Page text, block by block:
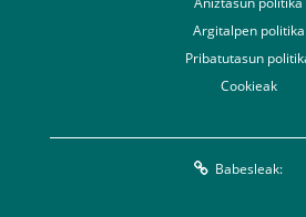
Argitalpen politika
Pribatutasun
Cookieak
Babesleak: